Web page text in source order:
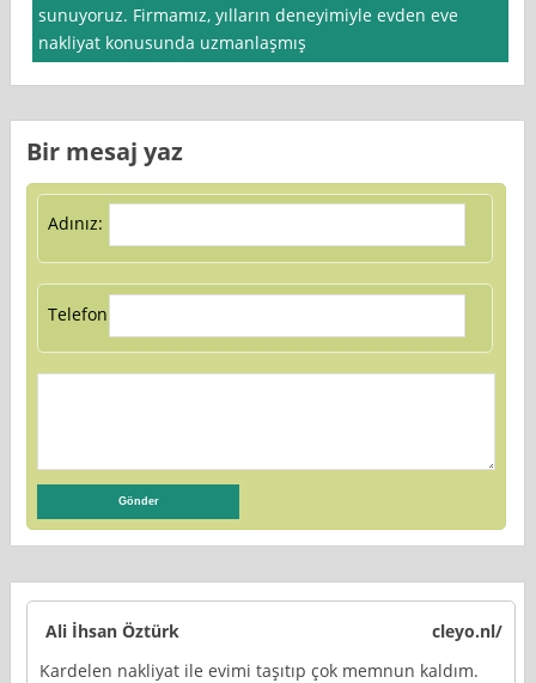
sunuyoruz. Firmamız, yılların deneyimiyle evden eve
nakliyat konusunda uzmanlaşmış
Bir mesaj yaz
Adınız:
Telefon:
Ali İhsan Öztürk
cleyo.nl/
Kardelen nakliyat ile evimi taşıtıp çok memnun kaldım.